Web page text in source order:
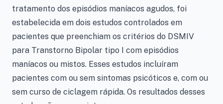
tratamento dos episódios maníacos agudos, foi
estabelecida em dois estudos controlados em
pacientes que preenchiam os critérios do DSMIV
para Transtorno Bipolar tipo I com episódios
maníacos ou mistos. Esses estudos incluíram
pacientes com ou sem sintomas psicóticos e, com ou
sem curso de ciclagem rápida. Os resultados desses